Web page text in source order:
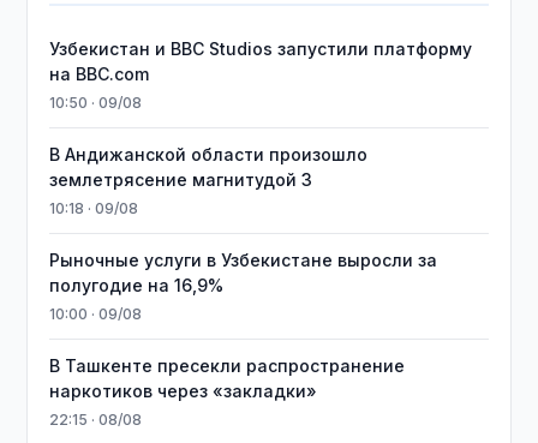
Узбекистан и BBC Studios запустили платформу
на BBC.com
10:50 · 09/08
В Андижанской области произошло
землетрясение магнитудой 3
10:18 · 09/08
Рыночные услуги в Узбекистане выросли за
полугодие на 16,9%
10:00 · 09/08
В Ташкенте пресекли распространение
наркотиков через «закладки»
22:15 · 08/08